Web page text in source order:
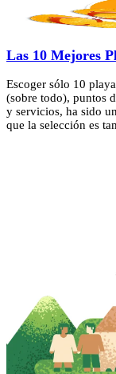
Las 10 Mejores
Escoger sólo 10
(sobre todo), puntos
y servicios, ha sido
que la selección es